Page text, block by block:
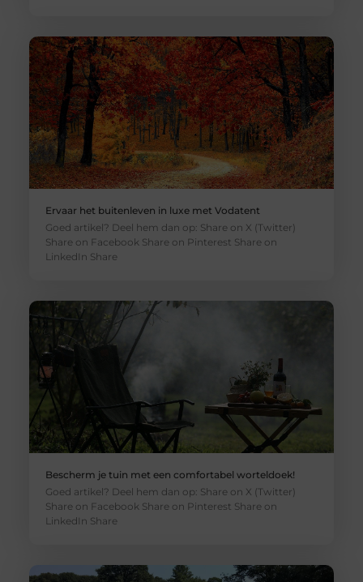
Ervaar het buitenleven in luxe met Vodatent
Goed artikel? Deel hem dan op: Share on X (Twitter)
Share on Facebook Share on Pinterest Share on
LinkedIn Share
Bescherm je tuin met een comfortabel worteldoek!
Goed artikel? Deel hem dan op: Share on X (Twitter)
Share on Facebook Share on Pinterest Share on
LinkedIn Share